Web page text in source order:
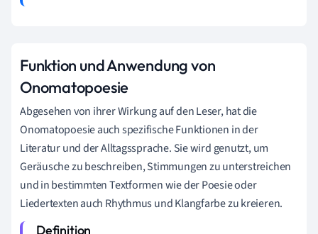
Funktion und Anwendung von
Onomatopoesie
Abgesehen von ihrer Wirkung auf den Leser, hat die
Onomatopoesie auch spezifische Funktionen in der
Literatur und der Alltagssprache. Sie wird genutzt, um
Geräusche zu beschreiben, Stimmungen zu unterstreichen
und in bestimmten Textformen wie der Poesie oder
Liedertexten auch Rhythmus und Klangfarbe zu kreieren.